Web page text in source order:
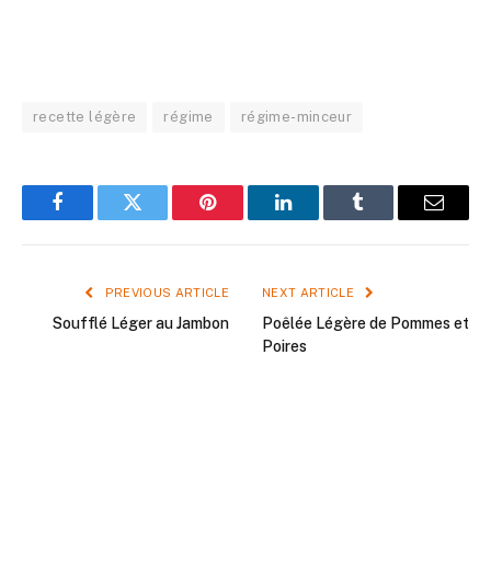
recette légère régime régime-minceur
FacebookTwitter Pinterest LinkedInTumblr Email
PREVIOUS ARTICLE
Soufflé Léger au Jambon
NEXT ARTICLE
Poêlée Légère de Pommes et
Poires